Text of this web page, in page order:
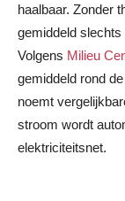
haalbaar. Zonder
gemiddeld
Volgens Milieu
gemiddeld rond
noemt
stroom wordt
elektriciteitsnet.